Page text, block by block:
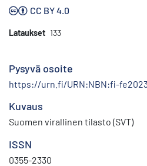
CC BY 4.0
Lataukset 133
Pysyvä osoite
https://urn.fi/URN:NBN:fi-
Kuvaus
Suomen virallinen tilasto (SVT)
ISSN
0355-2330